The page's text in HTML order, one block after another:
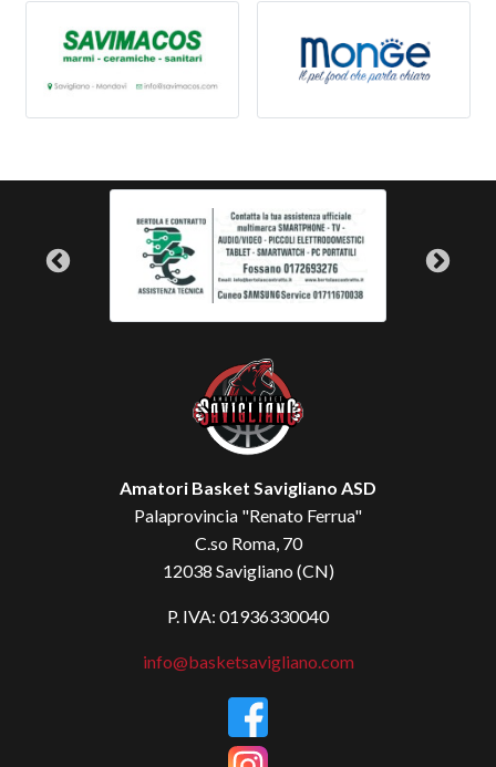
Amatori Basket Savigliano ASD
Palaprovincia "Renato Ferrua"
C.so Roma, 70
12038 Savigliano (CN)
P. IVA: 01936330040
info@basketsavigliano.com